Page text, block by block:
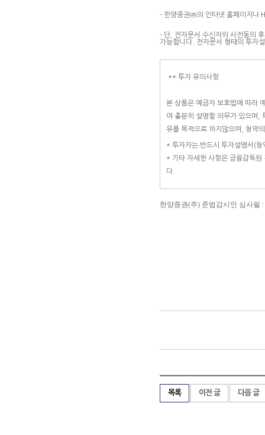
- 한양증권㈜의 인터넷 홈페이지나
- 단, 전자문서 수신자의 사전동의
가능합니다. 전자문서 형태의 투자
** 투자 유의사항
본 상품은 예금자 보호법에 따라
여 충분히 설명할 의무가 있으며,
유를 목적으로 하지않으며, 청약
* 투자자는 반드시 투자설명서(
* 기타 자세한 사항은 금융감독원
다.
한양증권(주) 준법감시인 심사필 :
목록 이전 글 다음 글